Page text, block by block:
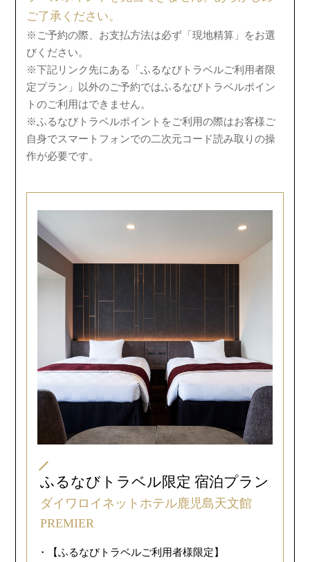
ご了承ください。
※ご予約の際、お支払方法は必ず「現地精算」をお選
びください。
※下記リンク先にある「ふるなびトラベルご利用者限
定プラン」以外のご予約ではふるなびトラベルポイン
トのご利用はできません。
※ふるなびトラベルポイントをご利用の際はお客様ご
自身でスマートフォンでの二次元コード読み取りの操
作が必要です。
ふるなびトラベル限定 宿泊プラン
ダイワロイネットホテル鹿児島天文館
PREMIER
・【ふるなびトラベルご利用者様限定】